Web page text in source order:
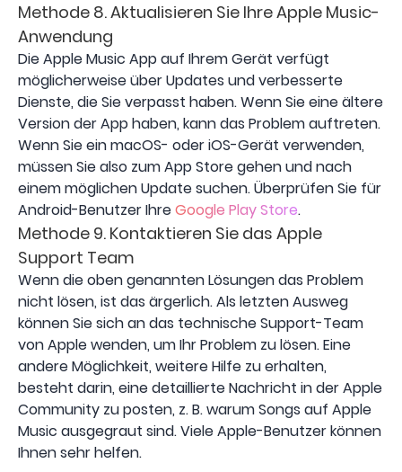
Methode 8. Aktualisieren Sie Ihre Apple Music-
Anwendung
Die Apple Music App auf Ihrem Gerät verfügt
möglicherweise über Updates und verbesserte
Dienste, die Sie verpasst haben. Wenn Sie eine ältere
Version der App haben, kann das Problem auftreten.
Wenn Sie ein macOS- oder iOS-Gerät verwenden,
müssen Sie also zum App Store gehen und nach
einem möglichen Update suchen. Überprüfen Sie für
Android-Benutzer IhreGoogle Play Store.
Methode 9. Kontaktieren Sie das Apple
Support Team
Wenn die oben genannten Lösungen das Problem
nicht lösen, ist das ärgerlich. Als letzten Ausweg
können Sie sich an das technische Support-Team
von Apple wenden, um Ihr Problem zu lösen. Eine
andere Möglichkeit, weitere Hilfe zu erhalten,
besteht darin, eine detaillierte Nachricht in der Apple
Community zu posten, z. B. warum Songs auf Apple
Music ausgegraut sind. Viele Apple-Benutzer können
Ihnen sehr helfen.